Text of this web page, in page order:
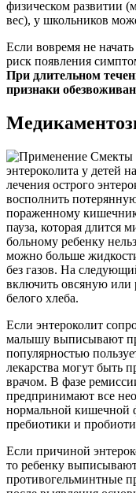
физическом развитии
вес), у школьников
Если вовремя не
риск появления
При длительном
признаки
энтероколита у детей
лечения острого
восполнить
пораженному
пауза, которая длится
больному ребенку
можно больше
без газов. На
включить овсяную
белого хлеба.
Если энтероколит
малышу выписывают
популярностью
лекарства могут быть
врачом. В фазе
предпринимают все
нормальной кишечной
пребиотики и
Если причиной
то ребенку
противогельминтные